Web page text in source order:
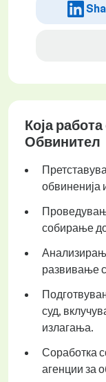
Која
Обвинител
обвиненија
собирање
развивање
суд,
излагања.
Соработка
агенции за